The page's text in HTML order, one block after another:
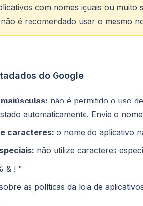
com nomes iguais ou muito
é recomendado usar o mesmo
do Google
não é permitido o uso
automaticamente. Envie o
caracteres: o nome do aplicativo
não utilize caracteres
& ! "
as políticas da loja de